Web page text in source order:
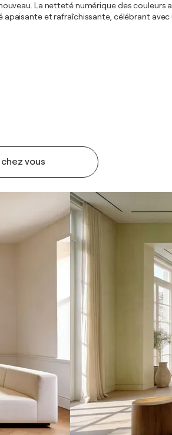
vous
La netteté numérique des
et rafraîchissante, célébrant avec